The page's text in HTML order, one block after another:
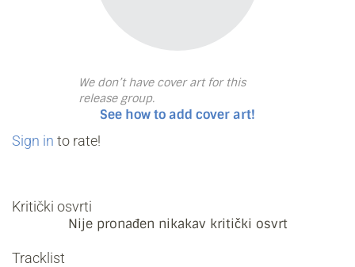
We don’t have cover art for this
release group.
See how to add cover art!
Sign in to rate!
Kritički osvrti
Nije pronađen nikakav kritički osvrt
Tracklist